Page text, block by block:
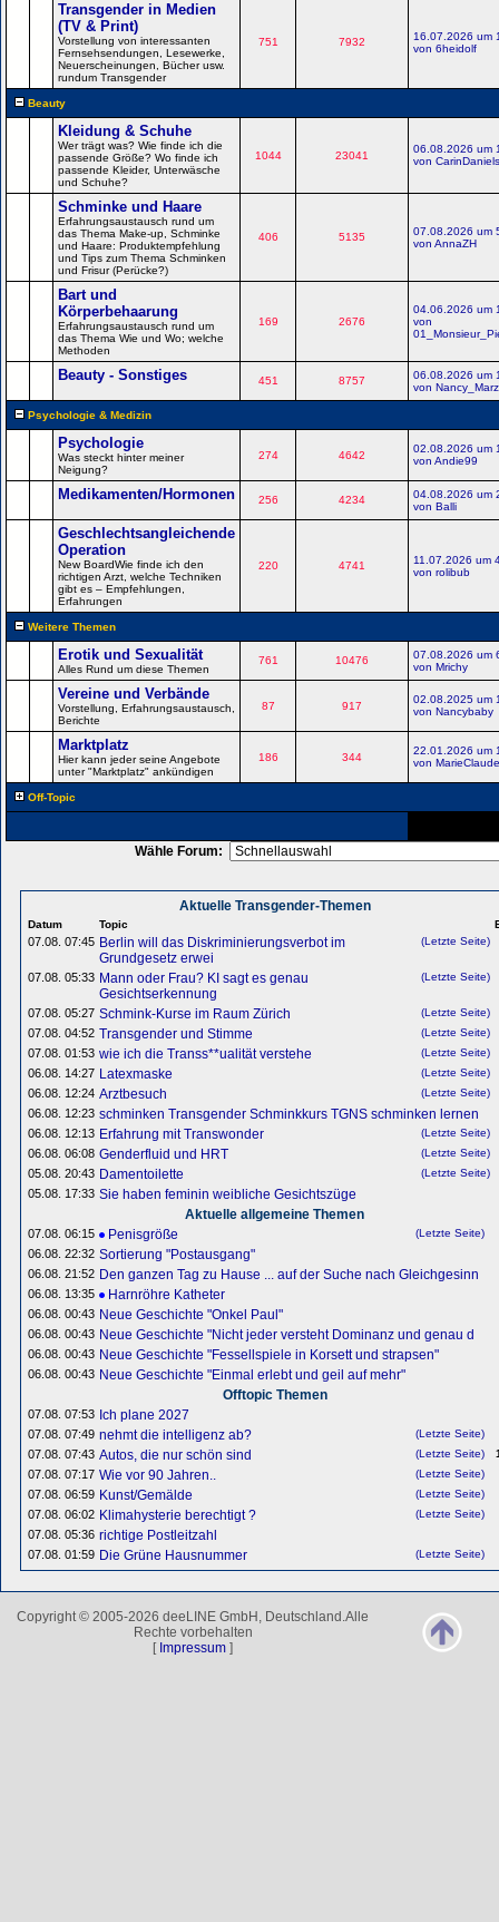
Transgender in Medien
(TV & Print)
Vorstellung von interessanten
Fernsehsendungen, Lesewerke,
Neuerscheinungen, Bücher usw.
rundum Transgender
751 7932
16.07.2026 um
von 6heidolf
Beauty
Kleidung & Schuhe
Wer trägt was? Wie finde ich die
passende Größe? Wo finde ich
passende Kleider, Unterwäsche
und Schuhe?
1044 23041
06.08.2026 um
von CarinDaniels
Schminke und Haare
Erfahrungsaustausch rund um
das Thema Make-up, Schminke
und Haare: Produktempfehlung
und Tips zum Thema Schminken
und Frisur (Perücke?)
406 5135
07.08.2026 um
von AnnaZH
Bart und
Körperbehaarung
Erfahrungsaustausch rund um
das Thema Wie und Wo; welche
Methoden
169 2676
04.06.2026 um
von
Beauty - Sonstiges 451 8757
06.08.2026 um
von
Psychologie & Medizin
Psychologie
Was steckt hinter meiner
Neigung?
274 4642
02.08.2026 um
von Andie99
Medikamenten/Hormonen 256 4234
04.08.2026 um
von Balli
Geschlechtsangleichende
Operation
New BoardWie finde ich den
richtigen Arzt, welche Techniken
gibt es – Empfehlungen,
Erfahrungen
220 4741
11.07.2026 um
von rolibub
Weitere Themen
Erotik und Sexualität
Alles Rund um diese Themen
761 10476
07.08.2026 um
von Mrichy
Vereine und Verbände
Vorstellung, Erfahrungsaustausch,
Berichte
87 917
02.08.2025 um
von Nancybaby
Marktplatz
Hier kann jeder seine Angebote
unter "Marktplatz" ankündigen
186 344
22.01.2026 um
von MarieClaude
Off-Topic
Wähle Forum:
Aktuelle Transgender-Themen
Datum Topic
07.08. 07:45 Berlin will das Diskriminierungsverbot im
Grundgesetz erwei
(Letzte Seite)
07.08. 05:33 Mann oder Frau? KI sagt es genau
Gesichtserkennung
(Letzte Seite)
07.08. 05:27 Schmink-Kurse im Raum Zürich (Letzte Seite)
07.08. 04:52 Transgender und Stimme (Letzte Seite)
07.08. 01:53 wie ich die Transs**ualität verstehe (Letzte Seite)
06.08. 14:27 Latexmaske (Letzte Seite)
06.08. 12:24 Arztbesuch (Letzte Seite)
06.08. 12:23 schminken Transgender Schminkkurs TGNS schminken lernen
06.08. 12:13 Erfahrung mit Transwonder (Letzte Seite)
06.08. 06:08 Genderfluid und HRT (Letzte Seite)
05.08. 20:43 Damentoilette (Letzte Seite)
05.08. 17:33 Sie haben feminin weibliche Gesichtszüge
Aktuelle allgemeine Themen
07.08. 06:15 Penisgröße (Letzte Seite)
06.08. 22:32 Sortierung "Postausgang"
06.08. 21:52 Den ganzen Tag zu Hause ... auf der Suche nach Gleichgesinn
06.08. 13:35 Harnröhre Katheter
06.08. 00:43 Neue Geschichte "Onkel Paul"
06.08. 00:43 Neue Geschichte "Nicht jeder versteht Dominanz und genau d
06.08. 00:43 Neue Geschichte "Fessellspiele in Korsett und strapsen"
06.08. 00:43 Neue Geschichte "Einmal erlebt und geil auf mehr"
Offtopic Themen
07.08. 07:53 Ich plane 2027
07.08. 07:49 nehmt die intelligenz ab? (Letzte Seite)
07.08. 07:43 Autos, die nur schön sind (Letzte Seite)
07.08. 07:17 Wie vor 90 Jahren.. (Letzte Seite)
07.08. 06:59 Kunst/Gemälde (Letzte Seite)
07.08. 06:02 Klimahysterie berechtigt ? (Letzte Seite)
07.08. 05:36 richtige Postleitzahl
07.08. 01:59 Die Grüne Hausnummer (Letzte Seite)
Copyright © 2005-2026 deeLINE GmbH, Deutschland.Alle
Rechte vorbehalten
[ Impressum ]